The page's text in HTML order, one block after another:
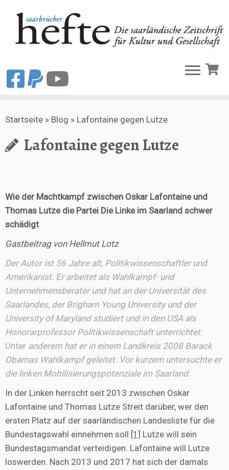
Inhalt
Startseite » Blog » Lafontaine gegen Lutze
Lafontaine gegen Lutze
Wie der Machtkampf zwischen Oskar Lafontaine und
Thomas Lutze die Partei Die Linke im Saarland schwer
schädigt
Gastbeitrag von Hellmut Lotz
Der Autor ist 56 Jahre alt, Politikwissenschaftler und
Amerikanist. Er arbeitet als Wahlkampf- und
Unternehmensberater und hat an der Universität des
Saarlandes, der Brigham Young University und der
University of Maryland studiert und in den USA als
Honorarprofessor Politikwissenschaft unterrichtet.
Unter anderem hat er in einem Landkreis 2008 Barack
Obamas Wahlkampf geleitet. Vor kurzem untersuchte er
die linken Mobilisierungspotenziale im Saarland.
In der Linken herrscht seit 2013 zwischen Oskar
Lafontaine und Thomas Lutze Streit darüber, wer den
ersten Platz auf der saarländischen Landesliste für die
Bundestagswahl einnehmen soll. [1] Lutze will sein
Bundestagsmandat verteidigen. Lafontaine will Lutze
loswerden. Nach 2013 und 2017 hat sich der damals